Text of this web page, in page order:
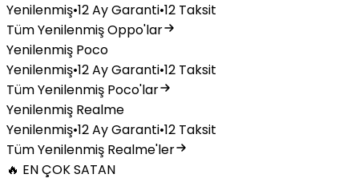
Yenilenmiş•12 Ay Garanti•12 Taksit
Tüm Yenilenmiş Oppo'lar
Yenilenmiş Poco
Yenilenmiş•12 Ay Garanti•12 Taksit
Tüm Yenilenmiş Poco'lar
Yenilenmiş Realme
Yenilenmiş•12 Ay Garanti•12 Taksit
Tüm Yenilenmiş Realme'ler
🔥 EN ÇOK SATAN